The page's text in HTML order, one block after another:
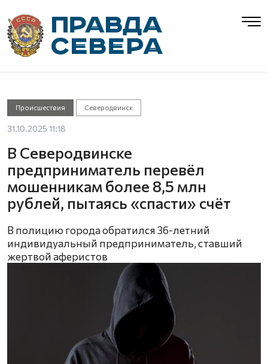
Происшествия Северодвинск
31.10.2025 11:18
В Северодвинске
предприниматель перевёл
мошенникам более 8,5 млн
рублей, пытаясь «спасти» счёт
В полицию города обратился 36-летний
индивидуальный предприниматель, ставший
жертвой аферистов